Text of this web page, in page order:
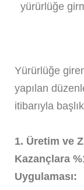
yürürlüğe
Yürürlüğe
yapılan
itibarıyla
1. Üretim ve
Kazançlara
Uygulaması: